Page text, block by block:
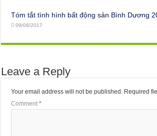
Tóm tắt tình hình bất động sản Bình Dương
09/08/2017
Leave a Reply
Your email address will not be published. Required
Comment*